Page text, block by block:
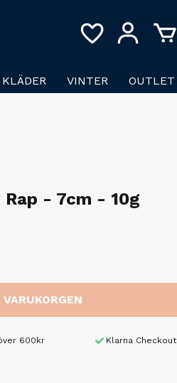
KLÄDER VINTER OUTLET
- 7cm - 10g
600kr Klarna Checkout